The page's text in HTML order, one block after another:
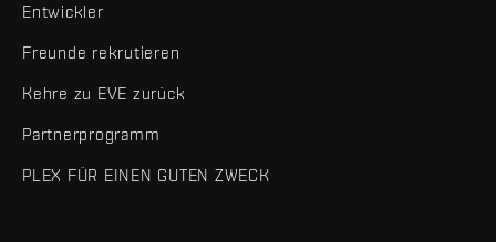
Entwickler
Freunde rekrutieren
Kehre zu EVE zurück
Partnerprogramm
PLEX FÜR EINEN GUTEN ZWECK